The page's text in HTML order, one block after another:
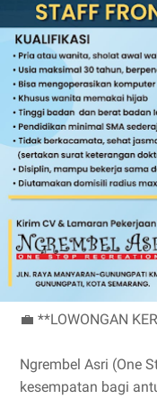
💼 **LOWONGAN
Ngrembel Asri (One
kesempatan bagi